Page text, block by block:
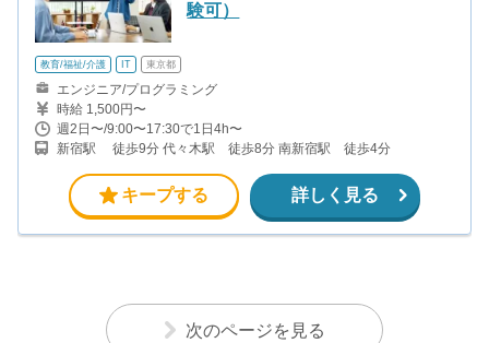
験可）
教育/福祉/介護 IT 東京都
エンジニア/プログラミング
時給 1,500円〜
週2日〜/9:00〜17:30で1日4h〜
新宿駅 徒歩9分 代々木駅 徒歩8分 南新宿駅 徒歩4分
キープする 詳しく見る
次のページを見る